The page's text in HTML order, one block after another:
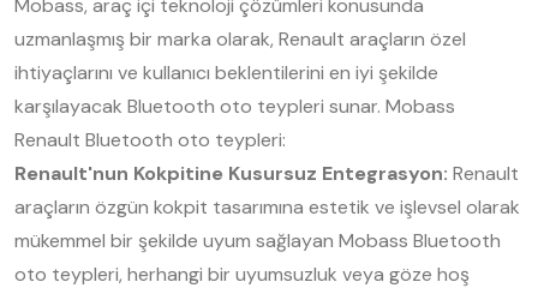
Mobass, araç içi teknoloji çözümleri konusunda
uzmanlaşmış bir marka olarak, Renault araçların özel
ihtiyaçlarını ve kullanıcı beklentilerini en iyi şekilde
karşılayacak Bluetooth oto teypleri sunar. Mobass
Renault Bluetooth oto teypleri:
Renault'nun Kokpitine Kusursuz Entegrasyon: Renault
araçların özgün kokpit tasarımına estetik ve işlevsel olarak
mükemmel bir şekilde uyum sağlayan Mobass Bluetooth
oto teypleri, herhangi bir uyumsuzluk veya göze hoş